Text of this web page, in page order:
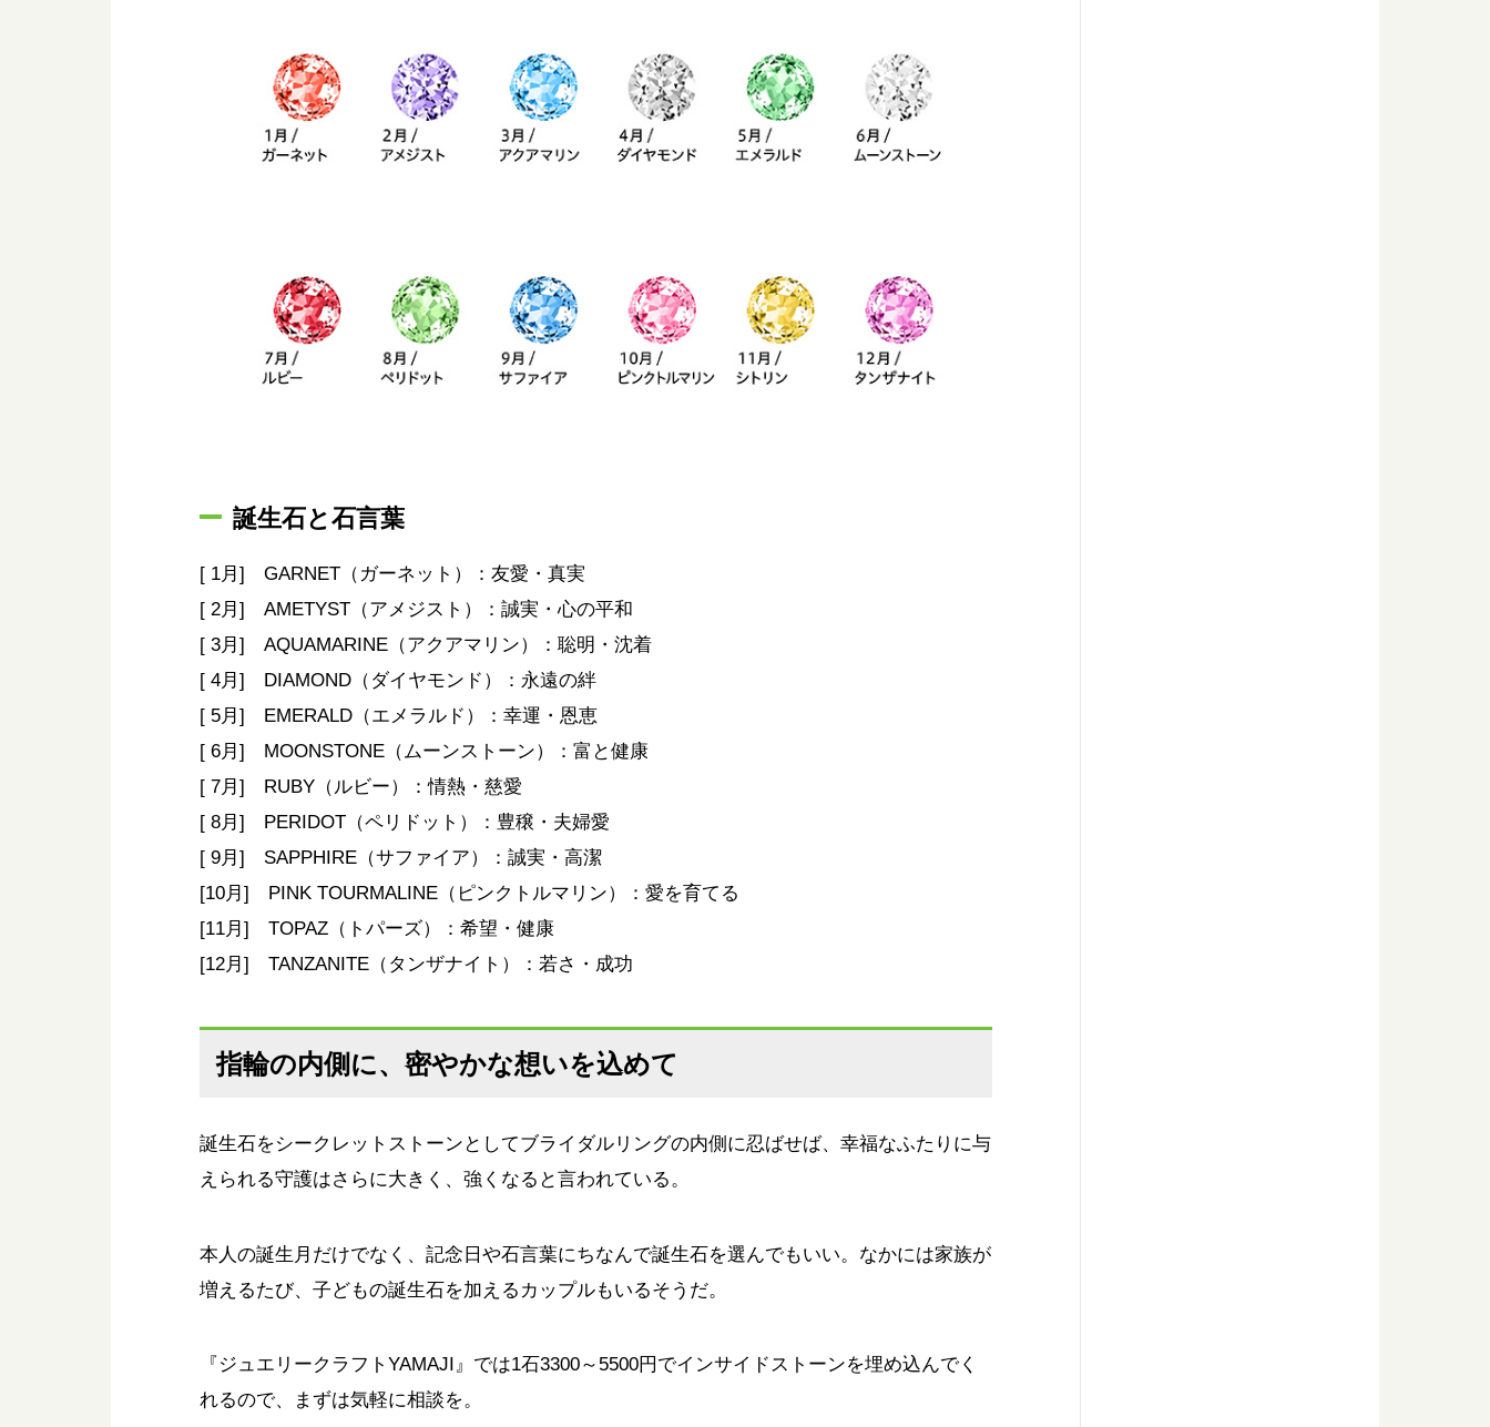
誕生石と石言葉
[ 1月] GARNET（ガーネット）：友愛・真実
[ 2月] AMETYST（アメジスト）：誠実・心の平和
[ 3月] AQUAMARINE（アクアマリン）：聡明・沈着
[ 4月] DIAMOND（ダイヤモンド）：永遠の絆
[ 5月] EMERALD（エメラルド）：幸運・恩恵
[ 6月] MOONSTONE（ムーンストーン）：富と健康
[ 7月] RUBY（ルビー）：情熱・慈愛
[ 8月] PERIDOT（ペリドット）：豊穣・夫婦愛
[ 9月] SAPPHIRE（サファイア）：誠実・高潔
[10月] PINK TOURMALINE（ピンクトルマリン）：愛を育てる
[11月] TOPAZ（トパーズ）：希望・健康
[12月] TANZANITE（タンザナイト）：若さ・成功
指輪の内側に、密やかな想いを込めて
誕生石をシークレットストーンとしてブライダルリングの内側に忍ばせば、幸福なふたりに与
えられる守護はさらに大きく、強くなると言われている。
本人の誕生月だけでなく、記念日や石言葉にちなんで誕生石を選んでもいい。なかには家族が
増えるたび、子どもの誕生石を加えるカップルもいるそうだ。
『ジュエリークラフトYAMAJI』では1石3300～5500円でインサイドストーンを埋め込んでく
れるので、まずは気軽に相談を。